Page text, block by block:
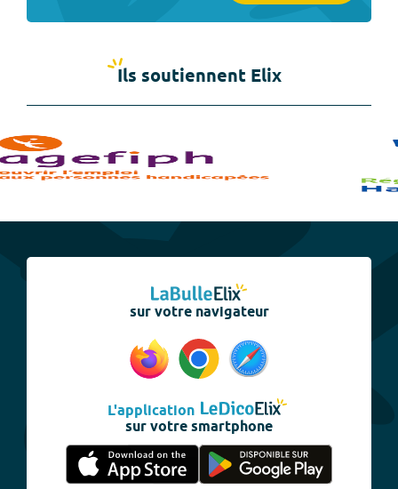
Ils soutiennent Elix
sur votre navigateur
L'application
sur votre smartphone